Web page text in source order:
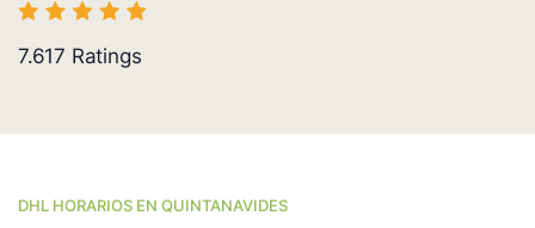
7.617 Ratings
DHL HORARIOS EN QUINTANAVIDES